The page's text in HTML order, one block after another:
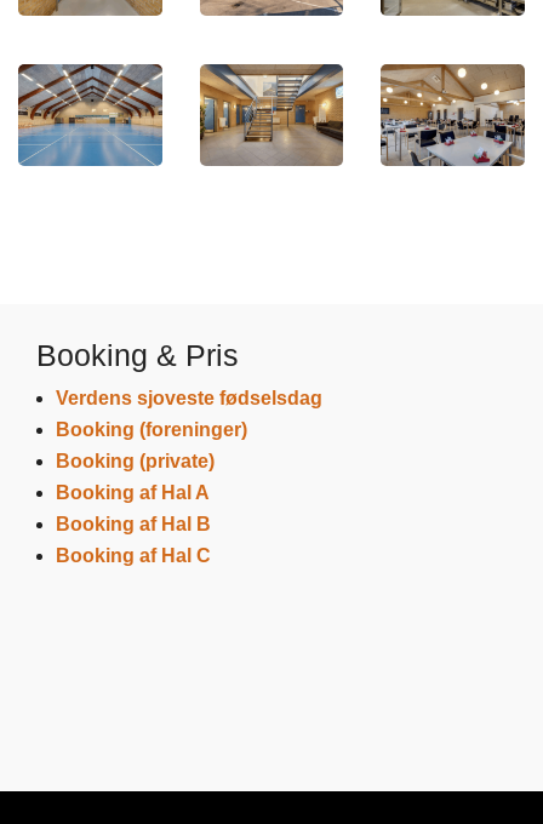
Booking & Pris
Verdens sjoveste fødselsdag
Booking (foreninger)
Booking (private)
Booking af Hal A
Booking af Hal B
Booking af Hal C